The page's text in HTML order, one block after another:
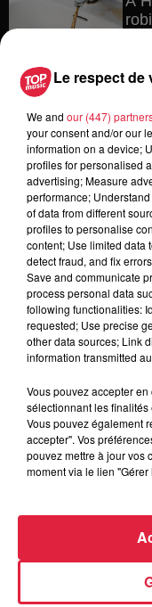
6
Au
Dans la
Le respect de
We and our (447)
your consent and/or our
information on a device;
profiles for personalised
advertising; Measure
performance;
of data from different
profiles to personalise
content; Use limited data
detect fraud, and fix
Save and communicate
process personal data
following functionalities:
requested; Use precise
other data sources; Link
information transmitted
Vous pouvez accepter
sélectionnant les finalités
Vous pouvez également
accepter". Vos
pouvez mettre à jour vos
moment via le lien